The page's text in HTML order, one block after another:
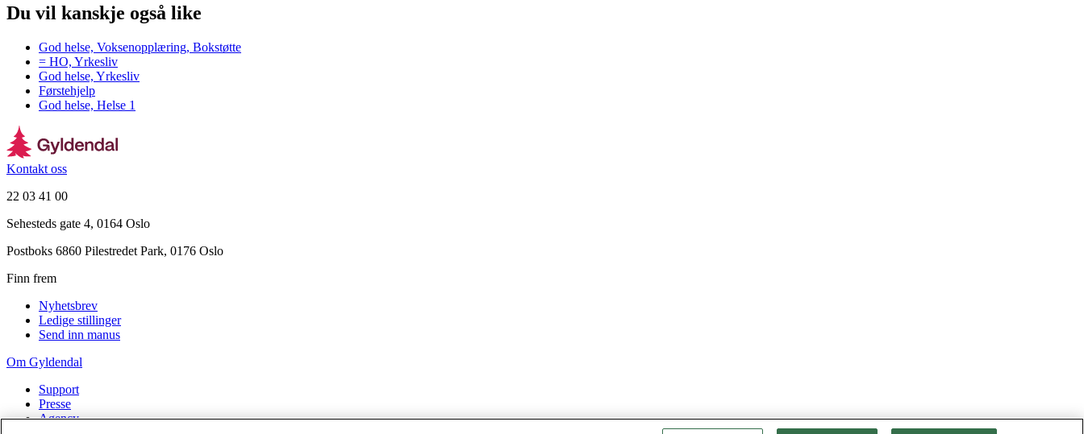
Du vil kanskje også like
God helse, Voksenopplæring, Bokstøtte
= HO, Yrkesliv
God helse, Yrkesliv
Førstehjelp
God helse, Helse 1
Kontakt oss
22 03 41 00
Sehesteds gate 4, 0164 Oslo
Postboks 6860 Pilestredet Park, 0176 Oslo
Finn frem
Nyhetsbrev
Ledige stillinger
Send inn manus
Om Gyldendal
Support
Presse
Agency